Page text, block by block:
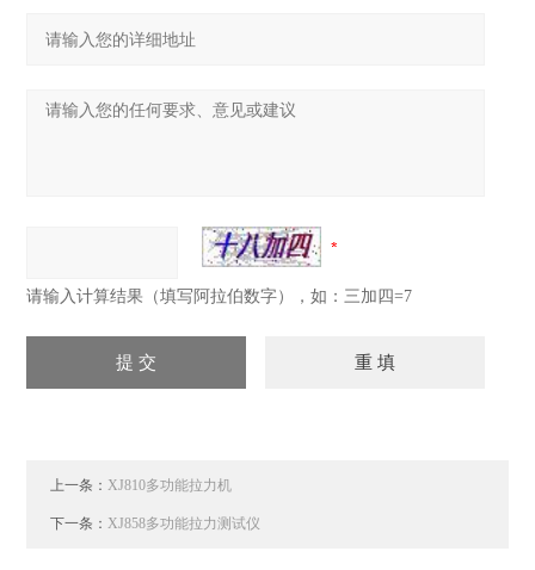
请输入计算结果（填写阿拉伯数字），如：三加四=7
上一条：XJ810多功能拉力机
下一条：XJ858多功能拉力测试仪